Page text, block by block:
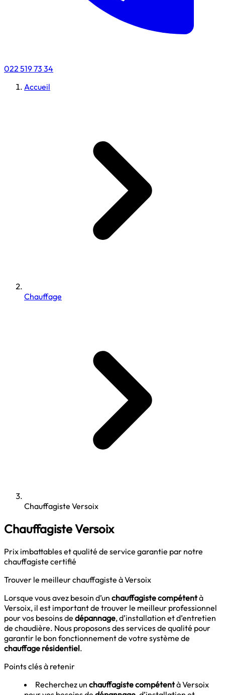
022 519 73 34
Accueil
Chauffage
Chauffagiste Versoix
Chauffagiste Versoix
Prix imbattables et qualité de service garantie par notre
chauffagiste certifié
Trouver le meilleur chauffagiste à Versoix
Lorsque vous avez besoin d’un chauffagiste compétentà
Versoix, il est important de trouver le meilleur professionnel
pour vos besoins de dépannage, d’installation et d’entretien
de chaudière. Nous proposons des services de qualité pour
garantir le bon fonctionnement de votre système de
chauffage résidentiel.
Points clés à retenir
Recherchez un chauffagiste compétentà Versoix